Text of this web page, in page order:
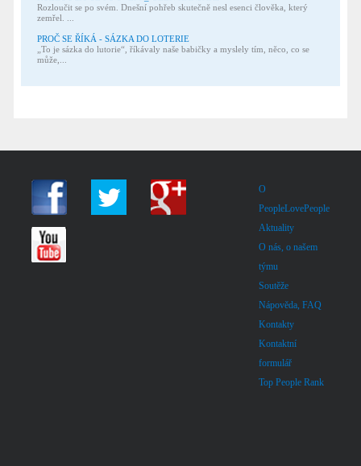
Rozloučit se po svém. Dnešní pohřeb skutečně nesl esenci člověka, který
zemřel. ...
PROČ SE ŘÍKÁ - SÁZKA DO LOTERIE
„To je sázka do lutorie“, říkávaly naše babičky a myslely tím, něco, co se
může,...
O
PeopleLovePeople
Aktuality
O nás, o našem
týmu
Soutěže
Nápověda, FAQ
Kontakty
Kontaktní
formulář
Top People Rank